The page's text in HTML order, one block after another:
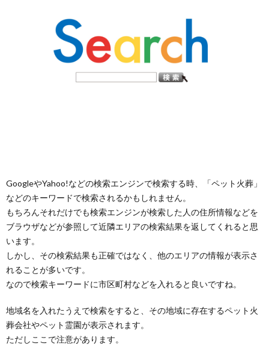
GoogleやYahoo!などの検索エンジンで検索する時、「ペット火葬」
などのキーワードで検索されるかもしれません。
もちろんそれだけでも検索エンジンが検索した人の住所情報などを
ブラウザなどが参照して近隣エリアの検索結果を返してくれると思
います。
しかし、その検索結果も正確ではなく、他のエリアの情報が表示さ
れることが多いです。
なので検索キーワードに市区町村などを入れると良いですね。
地域名を入れたうえで検索をすると、その地域に存在するペット火
葬会社やペット霊園が表示されます。
ただしここで注意があります。